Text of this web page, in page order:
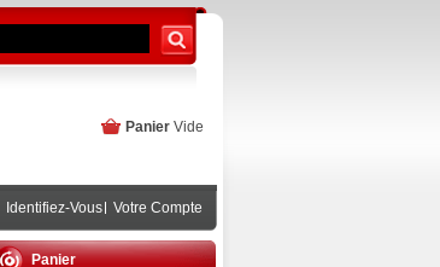
Panier Vide
Identifiez-Vous Votre Compte
Panier